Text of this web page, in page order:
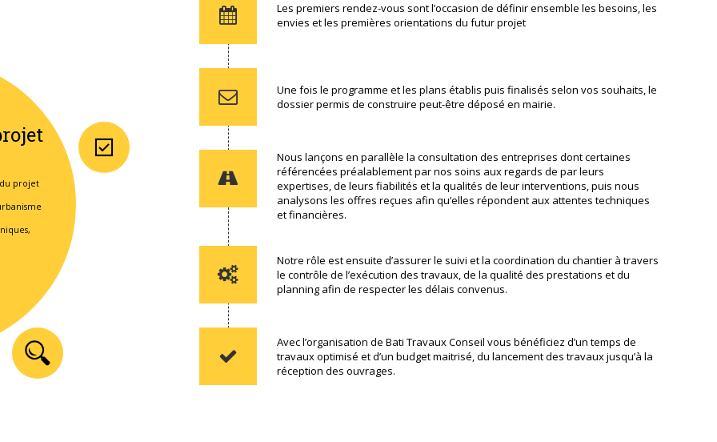
projet
Les premiers rendez-vous sont l’occasion de définir ensemble les besoins, les
envies et les premières orientations du futur projet
Une fois le programme et les plans établis puis finalisés selon vos souhaits, le
dossier permis de construire peut-être déposé en mairie.
Nous lançons en parallèle la consultation des entreprises dont certaines
référencées préalablement par nos soins aux regards de par leurs
expertises, de leurs fiabilités et la qualités de leur interventions, puis nous
analysons les offres reçues afin qu’elles répondent aux attentes techniques
et financières.
Notre rôle est ensuite d’assurer le suivi et la coordination du chantier à travers
le contrôle de l’exécution des travaux, de la qualité des prestations et du
planning afin de respecter les délais convenus.
Avec l’organisation de Bati Travaux Conseil vous bénéficiez d’un temps de
travaux optimisé et d’un budget maitrisé, du lancement des travaux jusqu’à la
réception des ouvrages.